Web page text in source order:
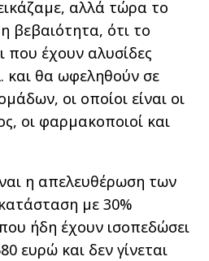
αλλά τώρα το
βεβαιότητα, ότι το
που έχουν αλυσίδες
και θα ωφεληθούν σε
οι οποίοι είναι οι
οι φαρμακοποιοί και
η απελευθέρωση των
με 30%
ήδη έχουν ισοπεδώσει
ευρώ και δεν γίνεται